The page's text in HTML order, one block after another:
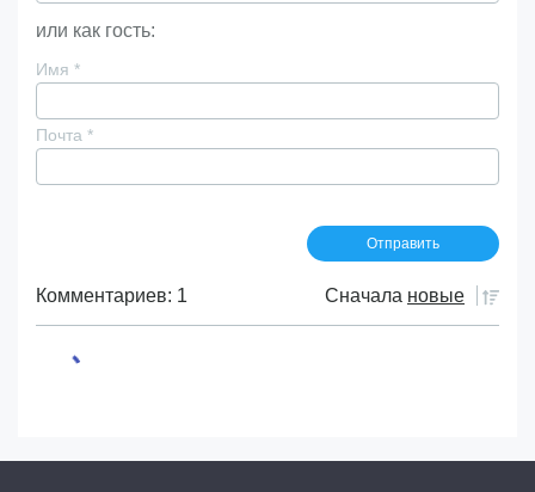
или как гость:
Имя *
Почта *
Комментариев: 1 Сначала новые